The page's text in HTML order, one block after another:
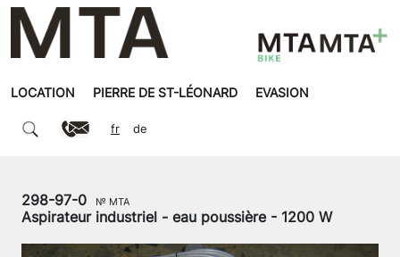
LOCATION PIERRE DE ST-LÉONARD EVASION
fr de
298-97-0 № MTA
Aspirateur industriel - eau poussière - 1200 W